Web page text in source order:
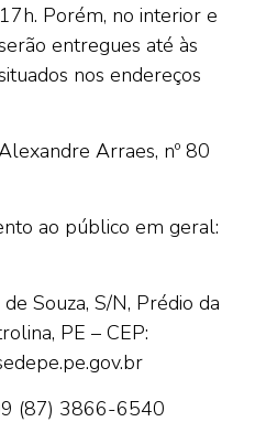
Porém, no interior e
entregues até às
nos endereços
Arraes, nº 80
ao público em geral:
Souza, S/N, Prédio da
PE – CEP:
(87) 3866-6540